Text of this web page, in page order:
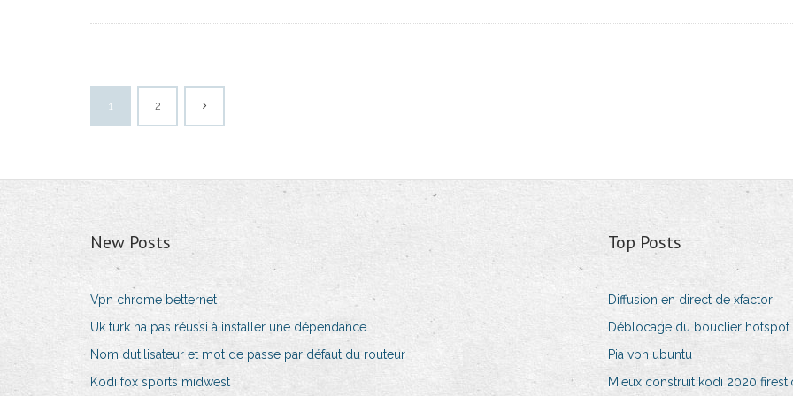
1 2
New Posts
Vpn chrome betternet
Uk turk na pas réussi à installer une dépendance
Nom dutilisateur et mot de passe par défaut du routeur
Kodi fox sports midwest
Top Posts
Diffusion en direct de xfactor
Déblocage du bouclier hotspot
Pia vpn ubuntu
Mieux construit kodi 2020